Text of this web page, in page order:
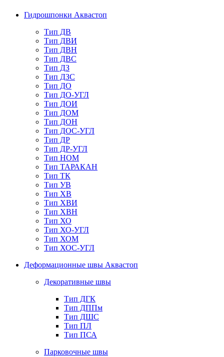
Гидрошпонки Аквастоп
Тип ДВ
Тип ДВИ
Тип ДВН
Тип ДВС
Тип ДЗ
Тип ДЗС
Тип ДО
Тип ДО-УГЛ
Тип ДОИ
Тип ДОМ
Тип ДОН
Тип ДОС-УГЛ
Тип ДР
Тип ДР-УГЛ
Тип НОМ
Тип ТАРАКАН
Тип ТК
Тип УВ
Тип ХВ
Тип ХВИ
Тип ХВН
Тип ХО
Тип ХО-УГЛ
Тип ХОМ
Тип ХОС-УГЛ
Деформационные швы Аквастоп
Декоративные швы
Тип ДГК
Тип ДППм
Тип ДШС
Тип ПЛ
Тип ПСА
Парковочные швы